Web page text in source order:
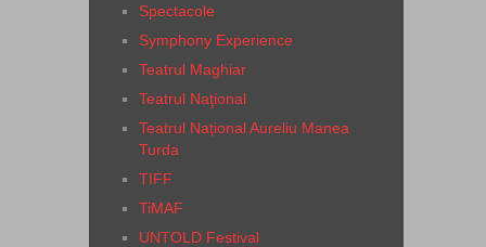
Spectacole
Symphony Experience
Teatrul Maghiar
Teatrul Naţional
Teatrul Național Aureliu Manea
Turda
TIFF
TiMAF
UNTOLD Festival